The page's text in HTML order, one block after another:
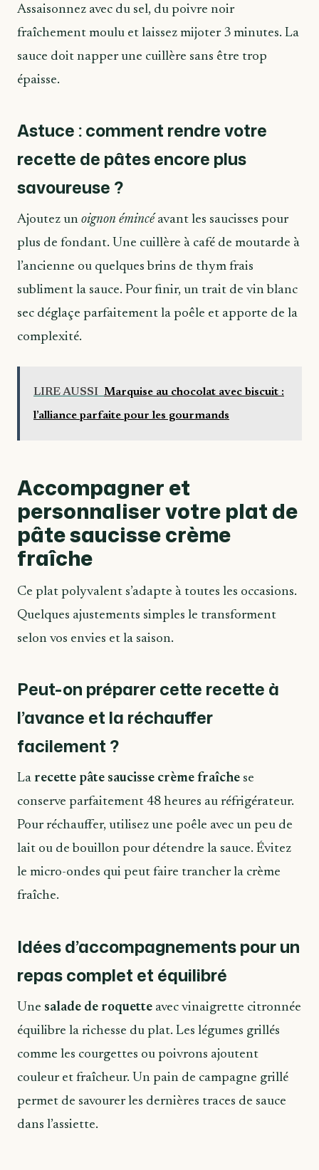
Assaisonnez avec du sel, du poivre noir
fraîchement moulu et laissez mijoter 3 minutes. La
sauce doit napper une cuillère sans être trop
épaisse.
Astuce : comment rendre votre
recette de pâtes encore plus
savoureuse ?
Ajoutez un oignon émincé avant les saucisses pour
plus de fondant. Une cuillère à café de moutarde à
l’ancienne ou quelques brins de thym frais
subliment la sauce. Pour finir, un trait de vin blanc
sec déglaçe parfaitement la poêle et apporte de la
complexité.
LIRE AUSSI Marquise au chocolat avec biscuit :
l’alliance parfaite pour les gourmands
Accompagner et
personnaliser votre plat de
pâte saucisse crème
fraîche
Ce plat polyvalent s’adapte à toutes les occasions.
Quelques ajustements simples le transforment
selon vos envies et la saison.
Peut-on préparer cette recette à
l’avance et la réchauffer
facilement ?
La recette pâte saucisse crème fraîche se
conserve parfaitement 48 heures au réfrigérateur.
Pour réchauffer, utilisez une poêle avec un peu de
lait ou de bouillon pour détendre la sauce. Évitez
le micro-ondes qui peut faire trancher la crème
fraîche.
Idées d’accompagnements pour un
repas complet et équilibré
Une salade de roquette avec vinaigrette citronnée
équilibre la richesse du plat. Les légumes grillés
comme les courgettes ou poivrons ajoutent
couleur et fraîcheur. Un pain de campagne grillé
permet de savourer les dernières traces de sauce
dans l’assiette.